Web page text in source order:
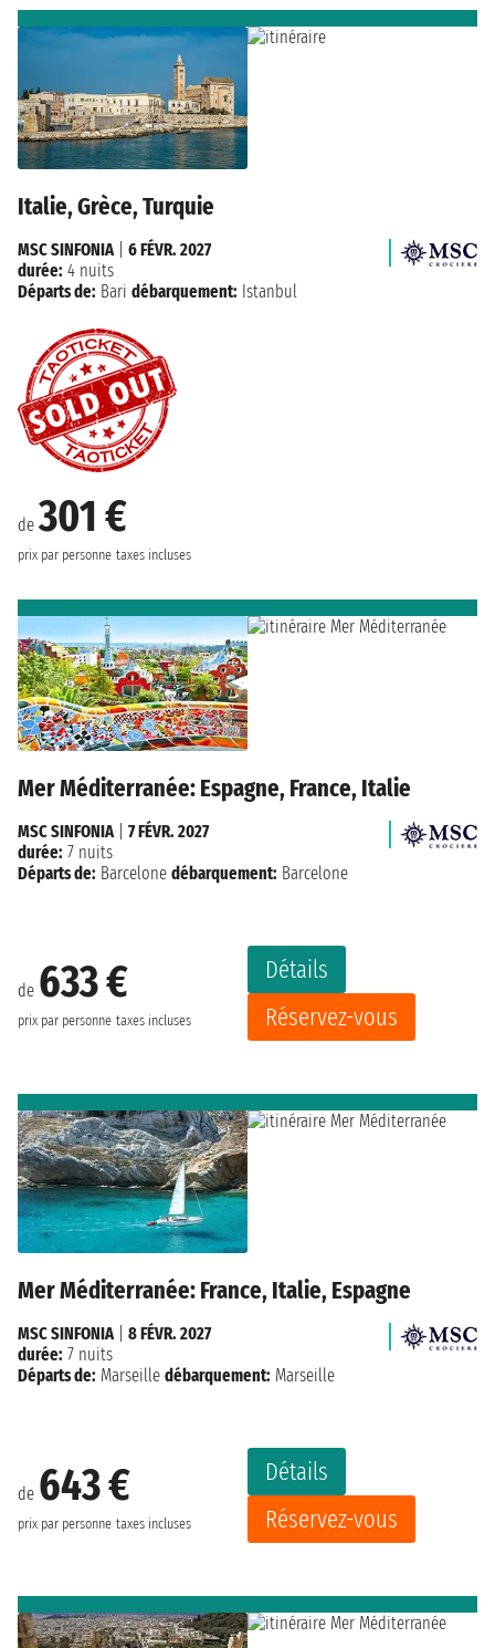
Italie, Grèce, Turquie
de301 €
prix par personne taxes incluses
MSC SINFONIA| 6 FÉVR. 2027
durée: 4 nuits
Départs de: Bari débarquement: Istanbul
Mer Méditerranée: Espagne, France, Italie
de 633 €
prix par personne taxes incluses
Détails
Réservez-vous
MSC SINFONIA
7 FÉVR. 2027
durée: 7 nuits
Départs de: Barcelone débarquement: Barcelone
Mer Méditerranée: France, Italie, Espagne
de 643 €
prix par personne taxes incluses
Détails
Réservez-vous
MSC SINFONIA| 8 FÉVR. 2027
durée: 7 nuits
Départs de: Marseille débarquement: Marseille